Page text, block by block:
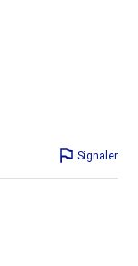
Signaler